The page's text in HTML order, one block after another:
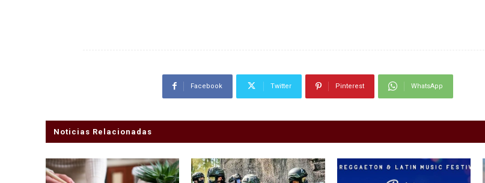
Facebook Twitter Pinterest WhatsApp
Noticias Relacionadas